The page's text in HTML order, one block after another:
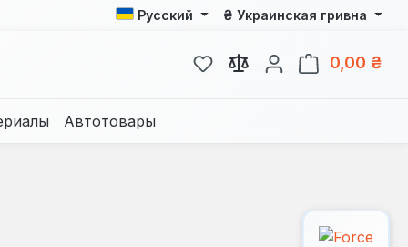
Русский ₴ Украинская гривна
У вас есть товары из
0,00 ₴
Автотовары